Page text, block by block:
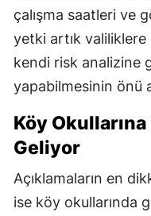
çalışma saatleri ve
yetki artık valiliklere
kendi risk analizine
yapabilmesinin önü
Köy
Geliyor
Açıklamaların en
ise köy okullarında